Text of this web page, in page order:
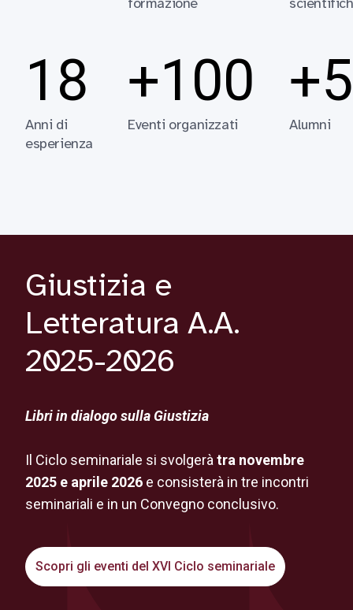
18
Anni di
esperienza
+100
Eventi organizzati Alumni
Giustizia e
Letteratura A.A.
2025-2026
Libri in dialogo sulla Giustizia
Il Ciclo seminariale si svolgerà tra novembre
2025 e aprile 2026 e consisterà in tre incontri
seminariali e in un Convegno conclusivo.
Scopri gli eventi del XVI Ciclo seminariale